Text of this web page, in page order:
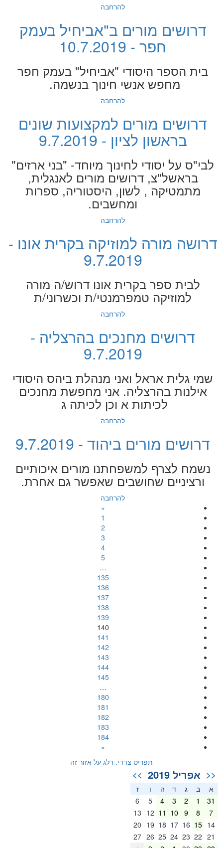
להרחבה
דרושים מורים ב"אביחיל בעמק
חפר - 10.7.2019
בית הספר היסודי "אביחיל" בעמק חפר
מחפש אנשי חינוך בנשמה.
להרחבה
דרושים מורים למקצועות שונים
בראשון לציון - 9.7.2019
לבי"ס על יסודי לחינוך מיוחד- "בני ארזים"
בראשל"צ, דרושים מורים לאנגלית,
מתמטיקה , לשון, היסטוריה, ספרות
ומחשבים.
להרחבה
דרושה מורה למוזיקה בקרית אונו -
9.7.2019
לבית ספר בקרית אונו דרוש/ה מורה
למוזיקה טמפרמנטי/ת וכשרוני/ת
להרחבה
דרושים מחנכים בהרצליה -
9.7.2019
שמי גלית אראל ואני מנהלת ביהס היסודי
אילנות בהרצליה. אני מחפשת מחנכים
לכיתות א וכן לכיתה ג
להרחבה
דרושים מורים ביהוד - 9.7.2019
נשמח לצרף למשפחתנו מורים איכותיים
ורציניים שחושבים שאפשר גם אחרת.
להרחבה
«
1
2
3
4
5
…
135
136
137
138
139
140
141
142
143
144
145
…
180
181
182
183
184
»
תפריט צדדי. דלג על אזור זה
<< אפריל 2019 >>
א ב ג ד ה
ז
31
2
3
4
5
6
7
8
9
10
11
12
13
14
15
16
17
18
19
20
21
22
23
24
25
26
27